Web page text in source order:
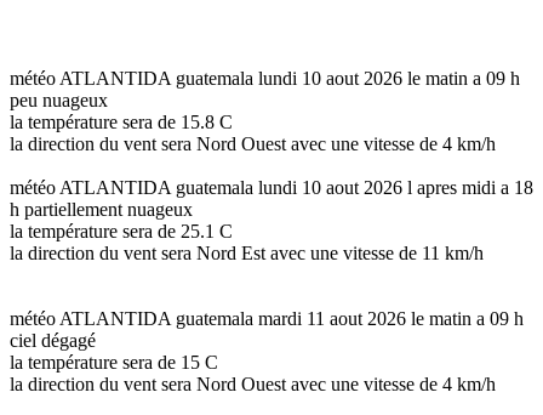
météo ATLANTIDA guatemala lundi 10 aout 2026 le matin a 09 h
peu nuageux
la température sera de 15.8 C
la direction du vent sera Nord Ouest avec une vitesse de 4 km/h
météo ATLANTIDA guatemala lundi 10 aout 2026 l apres midi a 18
h partiellement nuageux
la température sera de 25.1 C
la direction du vent sera Nord Est avec une vitesse de 11 km/h
météo ATLANTIDA guatemala mardi 11 aout 2026 le matin a 09 h
ciel dégagé
la température sera de 15 C
la direction du vent sera Nord Ouest avec une vitesse de 4 km/h